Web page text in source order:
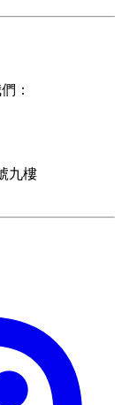
：
九樓